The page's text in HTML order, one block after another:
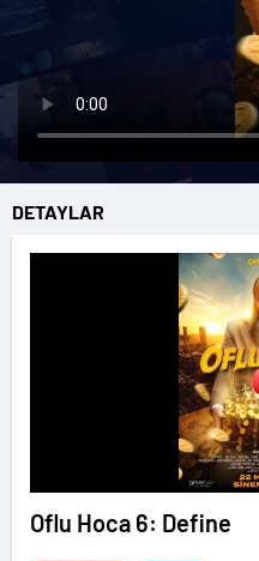
DETAYLAR
Oflu Hoca 6: Define